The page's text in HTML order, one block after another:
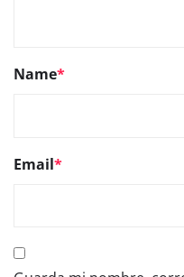
Name*
Email*